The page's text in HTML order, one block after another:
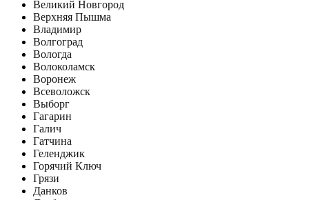
Великий Новгород
Верхняя Пышма
Владимир
Волгоград
Вологда
Волоколамск
Воронеж
Всеволожск
Выборг
Гагарин
Галич
Гатчина
Геленджик
Горячий Ключ
Грязи
Данков